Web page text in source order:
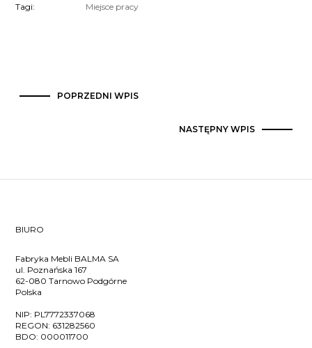
Tagi: Miejsce pracy
POPRZEDNI WPIS
NASTĘPNY WPIS
BIURO
Fabryka Mebli BALMA SA
ul. Poznańska 167
62-080 Tarnowo Podgórne
Polska
NIP: PL7772337068
REGON: 631282560
BDO: 000011700